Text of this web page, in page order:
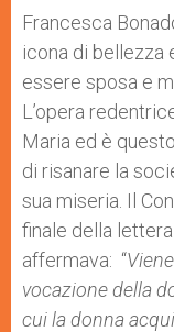
Francesca
icona di bellezza
essere sposa e
L’opera
Maria ed è
di risanare la
sua miseria. Il
finale della
affermava: “
vocazione della
cui la donna